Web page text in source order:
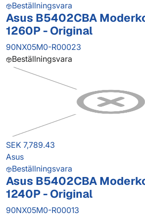
Beställningsvara
Asus B5402CBA
1260P - Original
90NX05M0-R00023
Beställningsvara
SEK 7,789.43
Asus
Beställningsvara
Asus B5402CBA
1240P - Original
90NX05M0-R00013